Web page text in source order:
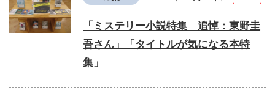
「ミステリー小説特集 追悼：東野圭
吾さん」「タイトルが気になる本特
集」